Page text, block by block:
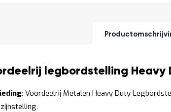
legbordstelling Heavy
: Voordeelrij Metalen Heavy Duty